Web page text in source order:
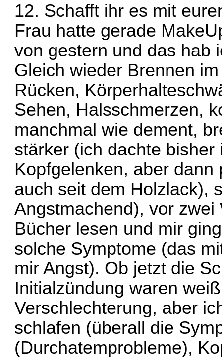
12. Schafft ihr es mit
Frau hatte gerade
von gestern und das hab
Gleich wieder Brennen
Rücken,
Sehen, Halsschmerzen,
manchmal wie dement,
stärker (ich dachte
Kopfgelenken, aber
auch seit dem Holzlack),
Angstmachend), vor
Bücher lesen und mir
solche Symptome (das
mir Angst). Ob jetzt die
Initialzündung waren
Verschlechterung, aber
schlafen (überall die
(Durchatemprobleme),